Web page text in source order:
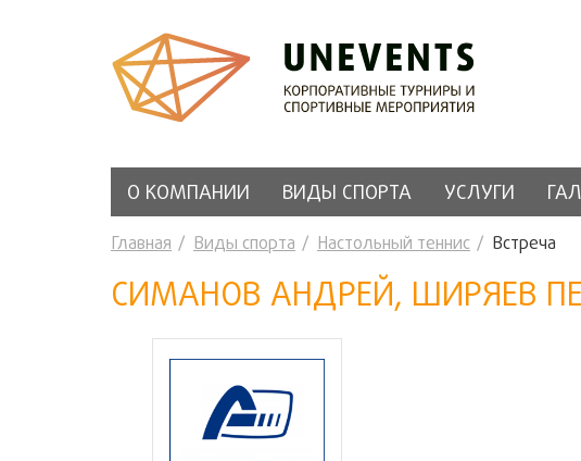
О КОМПАНИИ ВИДЫ СПОРТА УСЛУГИ
Главная Виды спорта Настольный теннис Встреча
СИМАНОВ АНДРЕЙ, ШИРЯЕВ